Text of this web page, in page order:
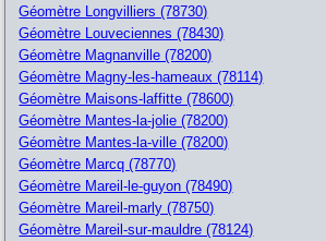
Géomètre Longvilliers (78730)
Géomètre Louveciennes (78430)
Géomètre Magnanville (78200)
Géomètre Magny-les-hameaux (78114)
Géomètre Maisons-laffitte (78600)
Géomètre Mantes-la-jolie (78200)
Géomètre Mantes-la-ville (78200)
Géomètre Marcq (78770)
Géomètre Mareil-le-guyon (78490)
Géomètre Mareil-marly (78750)
Géomètre Mareil-sur-mauldre (78124)